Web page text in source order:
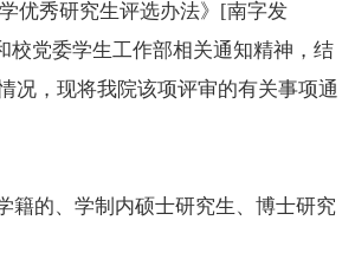
优秀研究生评选办法》 [南字发
校党委学生工作部相关通知精神，结
况，现将我院该项评审的有关事项通
籍的、学制内硕士研究生、博士研究